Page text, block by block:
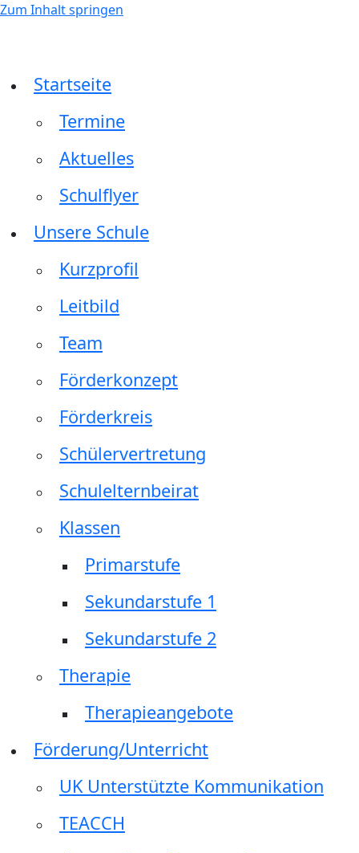
Zum Inhalt springen
Startseite
Termine
Aktuelles
Schulflyer
Unsere Schule
Kurzprofil
Leitbild
Team
Förderkonzept
Förderkreis
Schülervertretung
Schulelternbeirat
Klassen
Primarstufe
Sekundarstufe 1
Sekundarstufe 2
Therapie
Therapieangebote
Förderung/Unterricht
UK Unterstützte Kommunikation
TEACCH